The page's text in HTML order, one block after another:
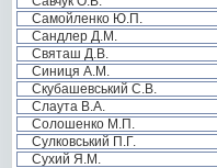
Самойленко Ю.П.
Сандлер Д.М.
Святаш Д.В.
Синиця А.М.
Скубашевський С.В.
Слаута В.А.
Солошенко М.П.
Сулковський П.Г.
Сухий Я.М.